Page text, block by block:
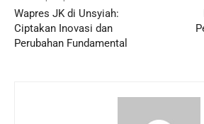
Wapres JK di Unsyiah:
Ciptakan Inovasi dan
Perubahan Fundamental